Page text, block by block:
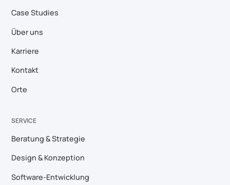
Case Studies
Über uns
Karriere
Kontakt
Orte
SERVICE
Beratung & Strategie
Design & Konzeption
Software-Entwicklung